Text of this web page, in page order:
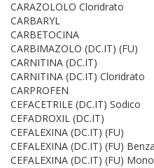
CARAZOLOLO Cloridrato
CARBARYL
CARBETOCINA
CARBIMAZOLO (DC.IT) (FU)
CARNITINA (DC.IT)
CARNITINA (DC.IT) Cloridrato
CARPROFEN
CEFACETRILE (DC.IT) Sodico
CEFADROXIL (DC.IT)
CEFALEXINA (DC.IT) (FU)
CEFALEXINA (DC.IT) (FU)
CEFALEXINA (DC.IT) (FU)